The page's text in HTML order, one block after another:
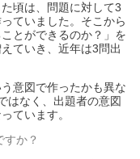
頃は、問題に対して3
ていました。そこから
とができるのか？」を
ていき、近年は3問出
意図で作ったかも異な
はなく、出題者の意図
ています。
か？